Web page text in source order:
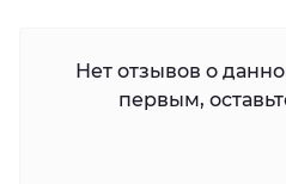
Нет отзывов о
первым,